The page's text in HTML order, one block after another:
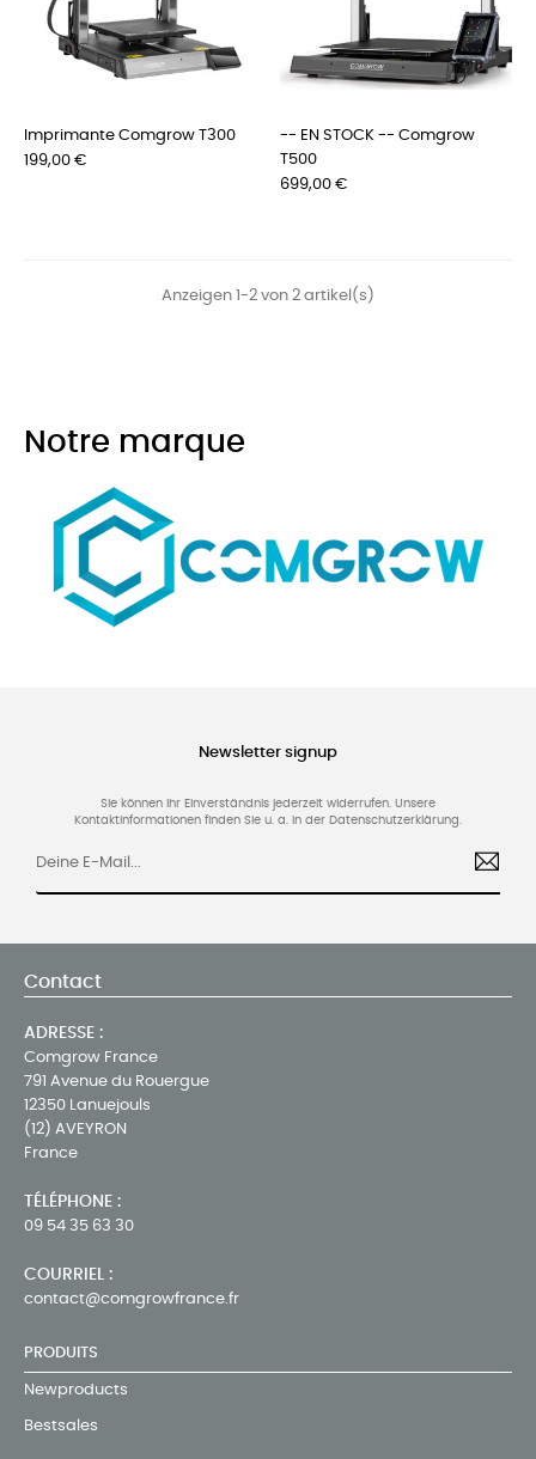
Imprimante Comgrow T300
Preis
199,00 €
-- EN STOCK -- Comgrow
T500
Preis
699,00 €
Anzeigen 1-2 von 2 artikel(s)
Notre marque
Newsletter signup
Sie können Ihr Einverständnis jederzeit widerrufen. Unsere
Kontaktinformationen finden Sie u. a. in der Datenschutzerklärung.
Contact
ADRESSE :
Comgrow France
791 Avenue du Rouergue
12350 Lanuejouls
(12) AVEYRON
France
TÉLÉPHONE :
09 54 35 63 30
COURRIEL :
contact@comgrowfrance.fr
PRODUITS
Newproducts
Bestsales